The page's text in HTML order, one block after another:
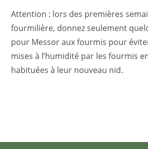
Attention : lors des premières
fourmilière, donnez seulement
pour Messor aux fourmis pour
mises à l’humidité par les fourmis
habituées à leur nouveau nid.